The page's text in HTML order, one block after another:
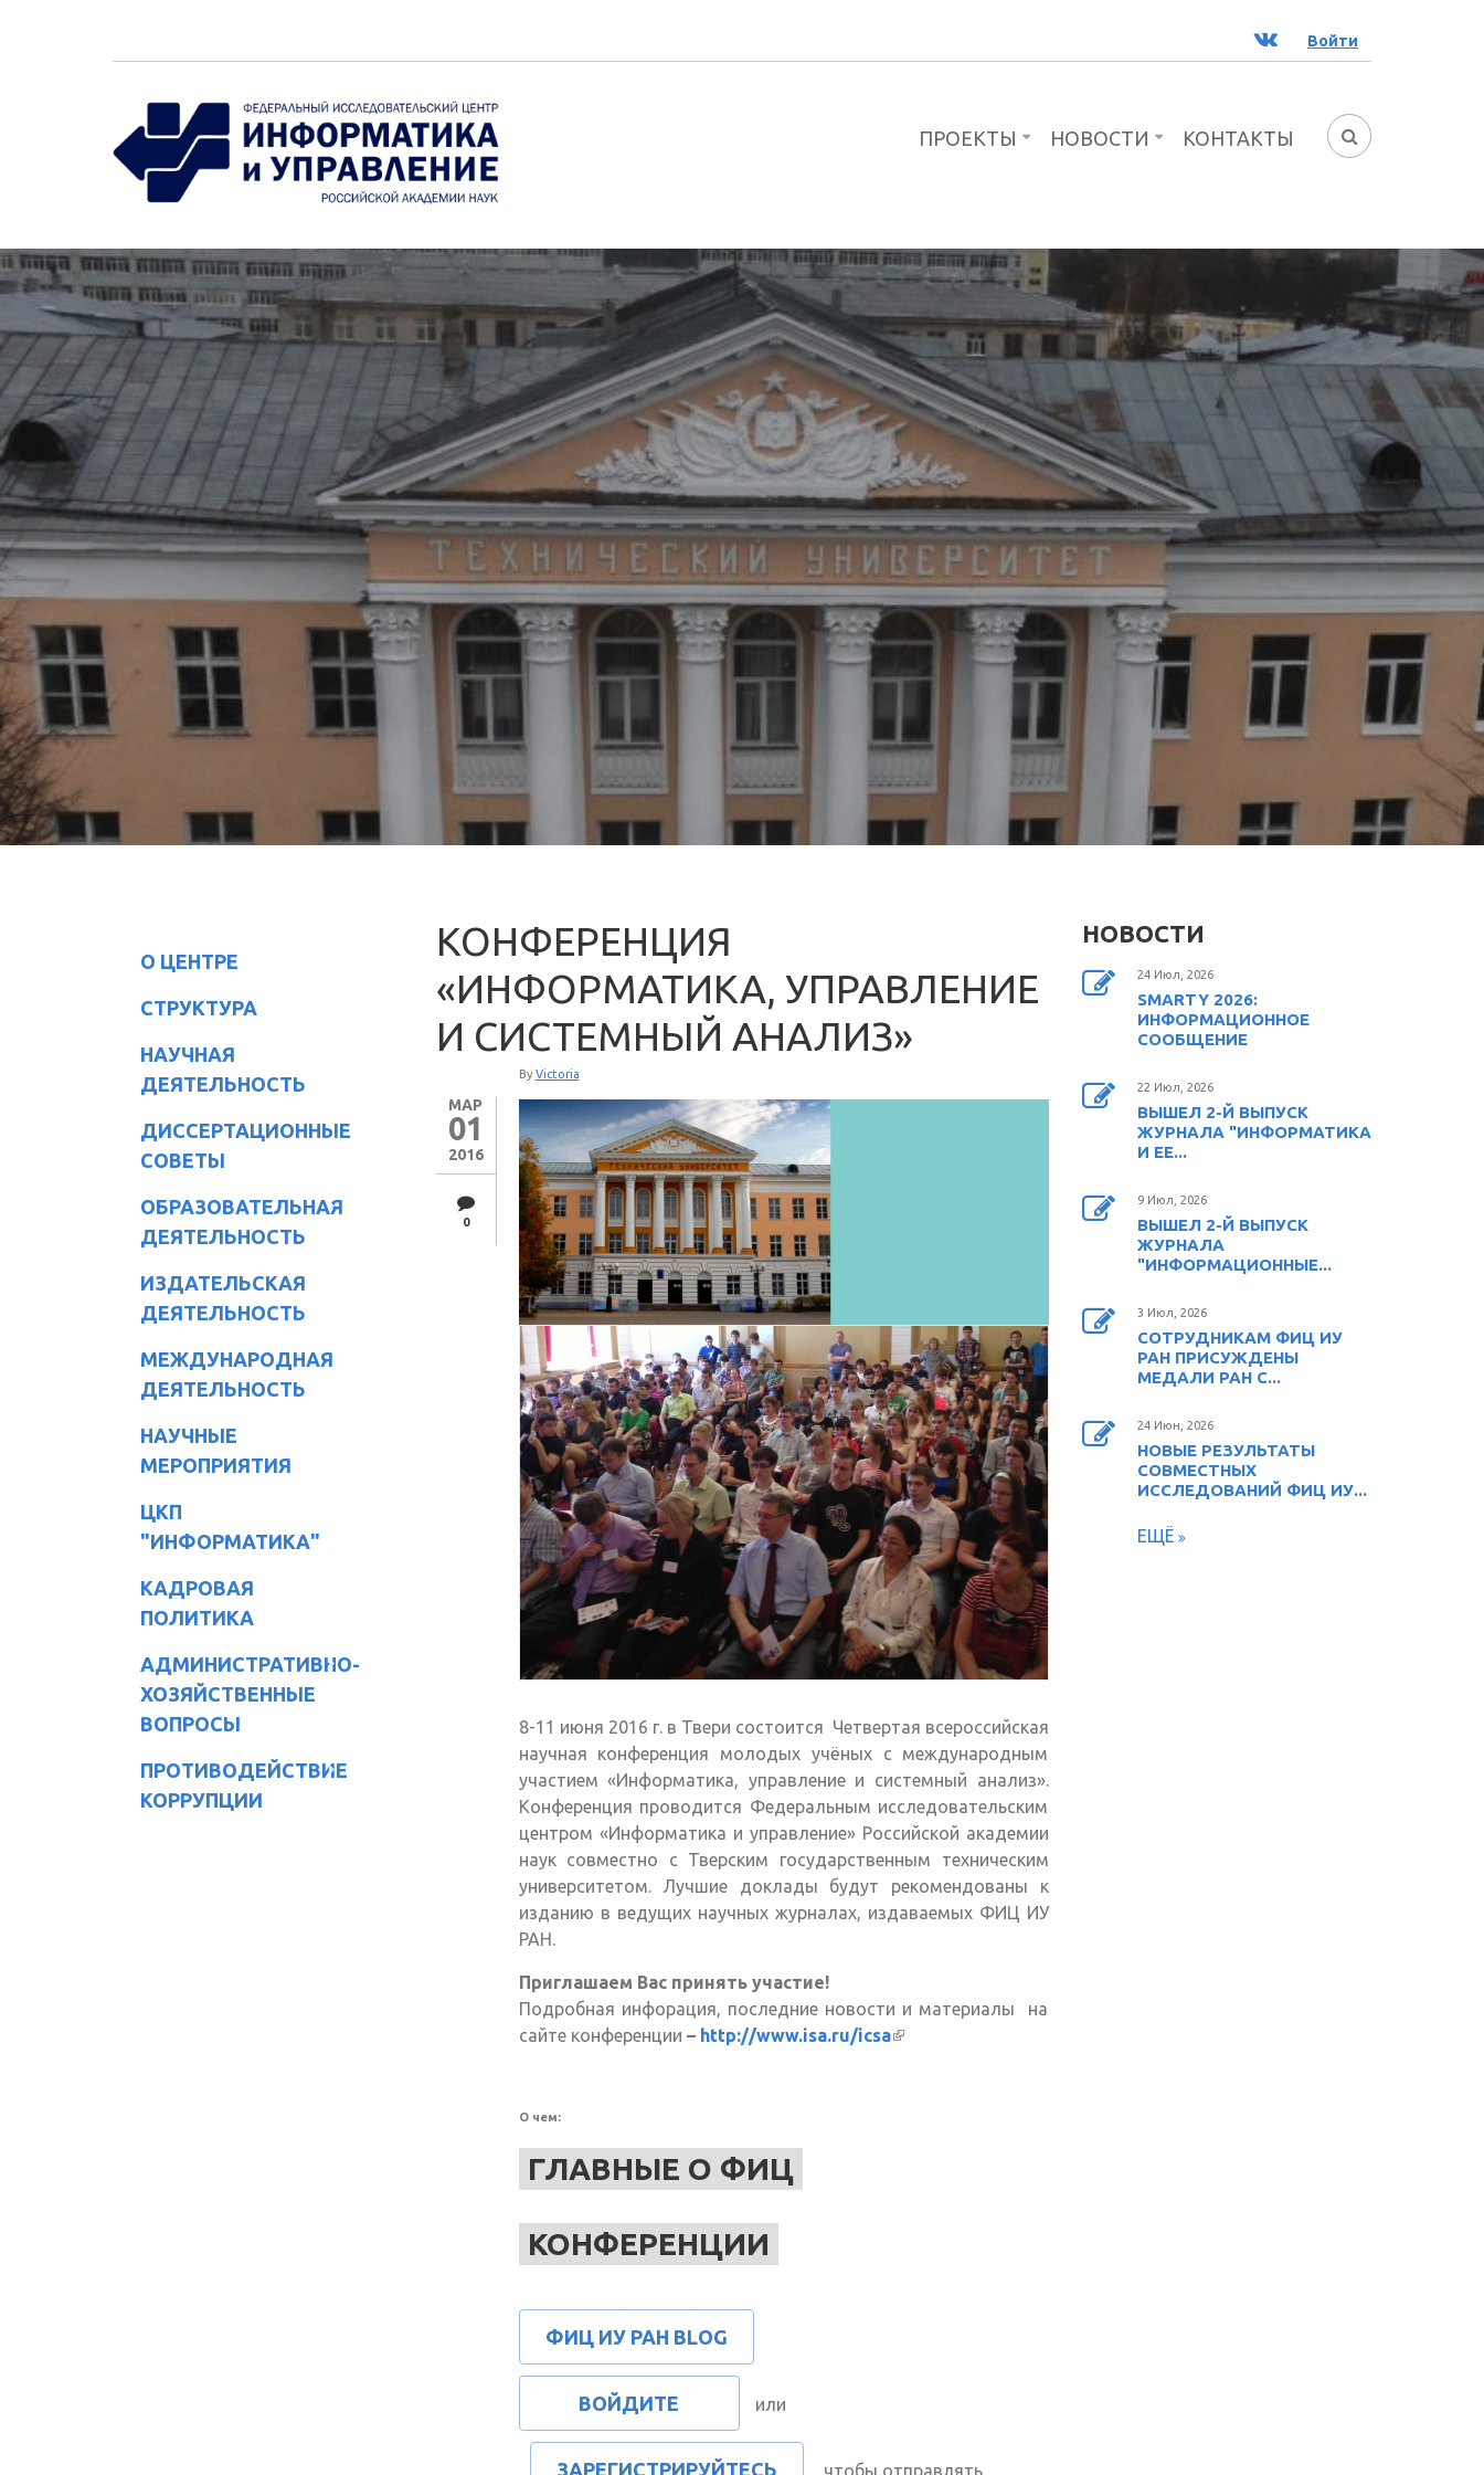
ВК Войти
ФОРМА
ПРОЕКТЫ НОВОСТИ КОНТАКТЫ
О ЦЕНТРЕ
СТРУКТУРА
НАУЧНАЯ
ДЕЯТЕЛЬНОСТЬ
ДИССЕРТАЦИОННЫЕ
СОВЕТЫ
ОБРАЗОВАТЕЛЬНАЯ
ДЕЯТЕЛЬНОСТЬ
ИЗДАТЕЛЬСКАЯ
ДЕЯТЕЛЬНОСТЬ
МЕЖДУНАРОДНАЯ
ДЕЯТЕЛЬНОСТЬ
НАУЧНЫЕ
МЕРОПРИЯТИЯ
ЦКП
"ИНФОРМАТИКА"
КАДРОВАЯ
ПОЛИТИКА
АДМИНИСТРАТИВНО-
ХОЗЯЙСТВЕННЫЕ
ВОПРОСЫ
ПРОТИВОДЕЙСТВИЕ
КОРРУПЦИИ
КОНФЕРЕНЦИЯ
«ИНФОРМАТИКА, УПРАВЛЕНИЕ
И СИСТЕМНЫЙ АНАЛИЗ»
МАР
01
2016
0
By Victoria
8-11 июня 2016 г. в Твери состоится Четвертая всероссийская
научная конференция молодых учёных с международным
участием «Информатика, управление и системный анализ».
Конференция проводится Федеральным исследовательским
центром «Информатика и управление» Российской академии
наук совместно с Тверским государственным техническим
университетом. Лучшие доклады будут рекомендованы к
изданию в ведущих научных журналах, издаваемых ФИЦ ИУ
РАН.
Приглашаем Вас принять участие!
Подробная инфорация, последние новости и материалы на
сайте конференции – http://www.isa.ru/icsa(внешняя
О чем:
ГЛАВНЫЕ О ФИЦ
КОНФЕРЕНЦИИ
ФИЦ ИУ РАН BLOG
ВОЙДИТЕ или
ЗАРЕГИСТРИРУЙТЕСЬ , чтобы отправлять
НОВОСТИ
24 Июл, 2026
SMARTY 2026:
ИНФОРМАЦИОННОЕ
СООБЩЕНИЕ
22 Июл, 2026
ВЫШЕЛ 2-Й ВЫПУСК
ЖУРНАЛА "ИНФОРМАТИКА
И ЕЕ...
9 Июл, 2026
ВЫШЕЛ 2-Й ВЫПУСК
ЖУРНАЛА
"ИНФОРМАЦИОННЫЕ...
3 Июл, 2026
СОТРУДНИКАМ ФИЦ ИУ
РАН ПРИСУЖДЕНЫ
МЕДАЛИ РАН С...
24 Июн, 2026
НОВЫЕ РЕЗУЛЬТАТЫ
СОВМЕСТНЫХ
ИССЛЕДОВАНИЙ ФИЦ ИУ...
ЕЩЁ